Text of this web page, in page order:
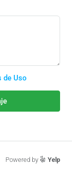
de Uso
Powered by Yelp